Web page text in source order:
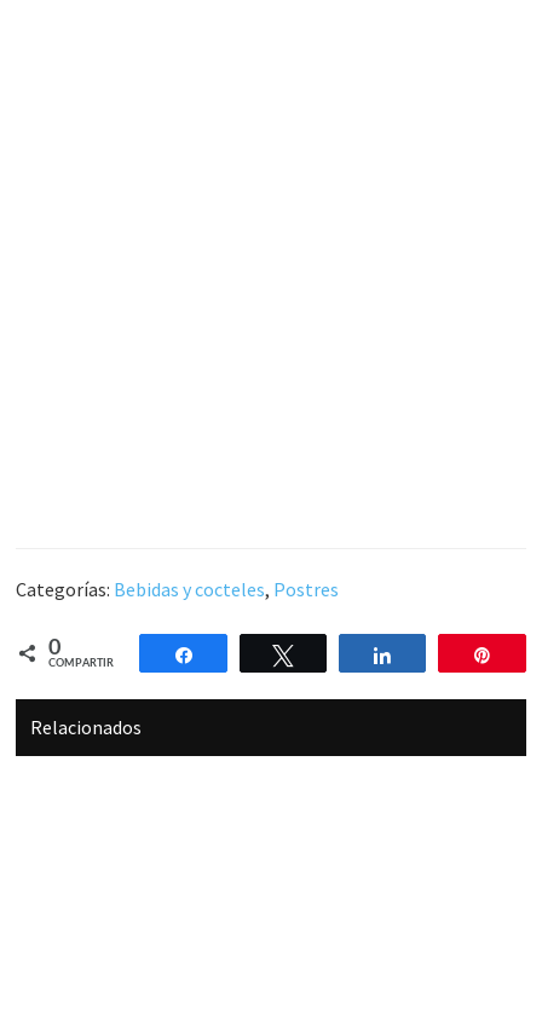
Categorías: Bebidas y cocteles, Postres
0
COMPARTIR
Compartir Compartir
Relacionados